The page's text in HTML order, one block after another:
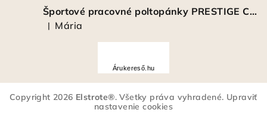
Športové pracovné poltopánky PRESTIGE CLASSIC biele
Hodnotenie produktu je 5 z 5 hviezdičiek.
| Mária
u
e
Árukereső.hu
Copyright 2026 Elstrote®. Všetky práva vyhradené. Upraviť
nastavenie cookies